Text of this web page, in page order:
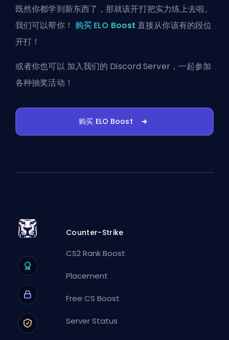
既然你都学到新东西了，那就该开打把实力练上去啦。
我们可以帮你！ 购买 ELO Boost 直接从你该有的段位
开打！
或者你也可以 加入我们的 Discord Server ，一起参加
各种抽奖活动！
购买 ELO Boost
Counter-Strike
CS2 Rank Boost
Placement
Free CS Boost
Server Status